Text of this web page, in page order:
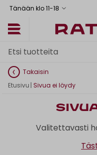
Tänään klo 11-18
Takaisin
Etusivu | Sivua ei löydy
Valitettavasti